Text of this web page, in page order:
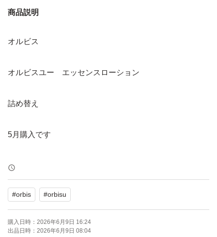
商品説明
オルビス
オルビスユー エッセンスローション
詰め替え
5月購入です
値下げ不可
#orbis #orbisu
購入日時： 2026年6月9日 16:24
出品日時： 2026年6月9日 08:04